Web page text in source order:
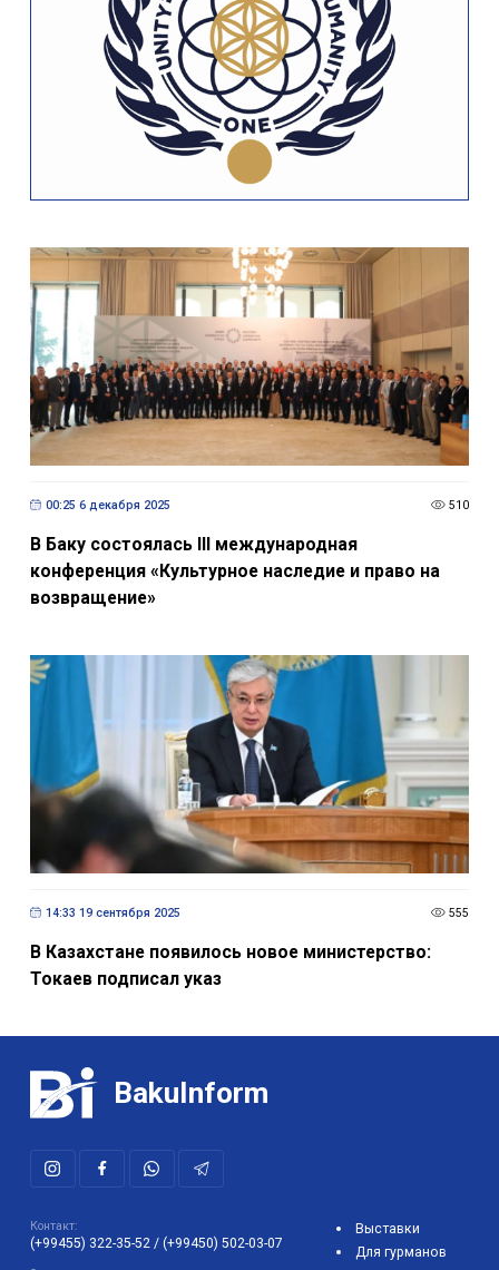
00:25 6 декабря 2025 510
В Баку состоялась III международная
конференция «Культурное наследие и право на
возвращение»
14:33 19 сентября 2025 555
В Казахстане появилось новое министерство:
Токаев подписал указ
BakuInform
Контакт:
(+99455) 322-35-52 / (+99450) 502-03-07
Выставки
Для гурманов